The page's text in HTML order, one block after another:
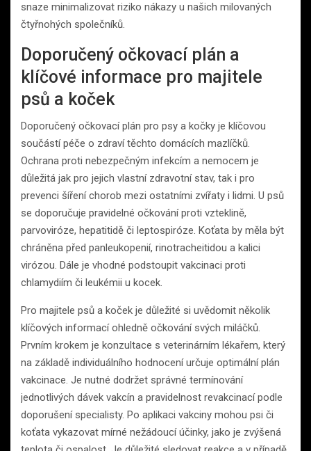
snaze minimalizovat riziko nákazy u našich milovaných
čtyřnohých společníků.
Doporučený očkovací plán a
klíčové informace pro majitele
psů a koček
Doporučený očkovací plán pro psy a kočky je klíčovou
součástí péče o zdraví těchto domácích mazlíčků.
Ochrana proti nebezpečným infekcím a nemocem je
důležitá jak pro jejich vlastní zdravotní stav, tak i pro
prevenci šíření chorob mezi ostatními zvířaty i lidmi. U psů
se doporučuje pravidelné očkování proti vzteklině,
parvoviróze, hepatitidě či leptospiróze. Koťata by měla být
chráněna před panleukopenií, rinotracheitidou a kalici
virózou. Dále je vhodné podstoupit vakcinaci proti
chlamydiím či leukémii u kocek.
Pro majitele psů a koček je důležité si uvědomit několik
klíčových informací ohledně očkování svých miláčků.
Prvním krokem je konzultace s veterinárním lékařem, který
na základě individuálního hodnocení určuje optimální plán
vakcinace. Je nutné dodržet správné termínování
jednotlivých dávek vakcín a pravidelnost revakcinací podle
doporušení specialisty. Po aplikaci vakciny mohou psi či
koťata vykazovat mírné nežádoucí účinky, jako je zvýšená